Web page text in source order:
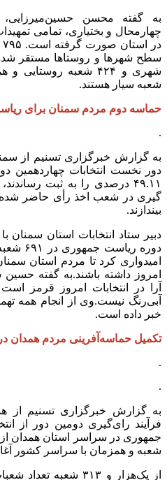
به گفته محسن حسین‌میرزایی،
چهارمحال و بختیاری، تمامی
شعبه سیار هستند.
حماسه دوم مردم سمنان برای
.
به گزارش خبرگزاری تسنیم از
دور نخست انتخابات چهاردهمین
۴۹.۱۱ درصدی را به ثبت
گیری در شعب اخذ رأی حاضر شده
بیندازند.
دبیر ستاد انتخابات استان سمنان
دوره
امیدواری کرد تا مردم استان
امروز داشته باشند.به گفته
آرا در انتخابات امروز قرمز
آبی‌رنگ نیست.وی از انجام همه
خبر داده است.
تکمیل حماسه‌آفرینی مردم همدان در
.
.
فرآیند رای‌گیری دومین دور از
شعبه و همزمان با سراسر کشور